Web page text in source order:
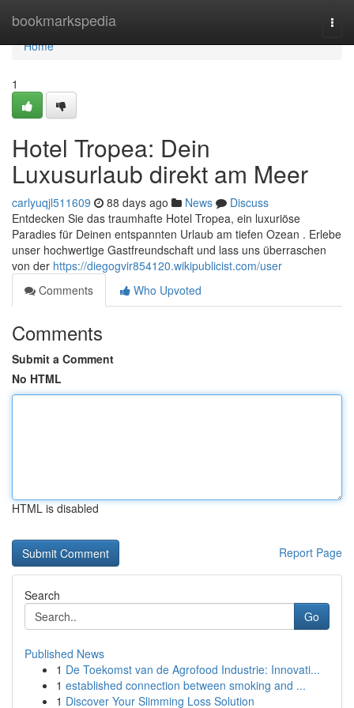
bookmarkspedia
Home
Home
1
Hotel Tropea: Dein
Luxusurlaub direkt am Meer
carlyuqjl511609 88 days ago News
Discuss
Entdecken Sie das traumhafte Hotel Tropea, ein luxuriöse
Paradies für Deinen entspannten Urlaub am tiefen Ozean . Erlebe
unser hochwertige Gastfreundschaft und lass uns überraschen
von der https://diegogvir854120.wikipublicist.com/user
Comments
Who Upvoted
Comments
Submit a Comment
No HTML
HTML is disabled
Report Page
Search
Go
Published News
1 De Toekomst van de Agrofood Industrie: Innovati...
1 established connection between smoking and ...
1 Discover Your Slimming Loss Solution